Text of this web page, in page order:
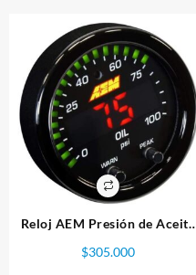
Reloj AEM Presión de Aceite
$305.000